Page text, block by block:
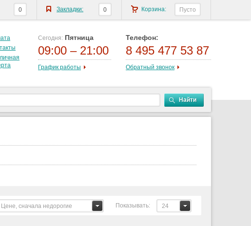
Сегодня: Пятница
09:00 – 21:00
График работы
Телефон:
8 495 477 53 87
Обратный звонок
Найти
Показывать: 24
Цене, сначала недорогие
Корзина: Пусто
Закладки: 0
0